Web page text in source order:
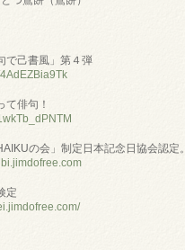
で己書風」第４弾
俳句！
の会」制定日本記念日協会認定。
定